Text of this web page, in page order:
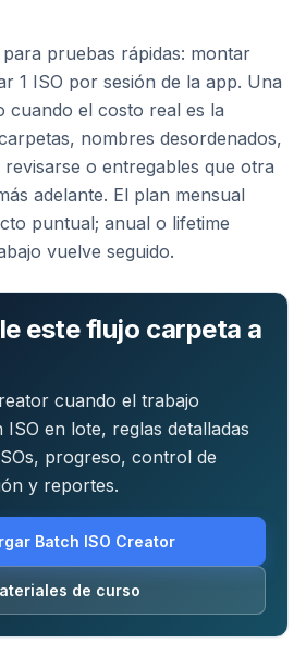
pruebas rápidas: montar
1 ISO por sesión de la app. Una
cuando el costo real es la
nombres desordenados,
revisarse o entregables que otra
adelante. El plan mensual
puntual; anual o lifetime
vuelve seguido.
este flujo carpeta a
cuando el trabajo
ISO en lote, reglas detalladas
progreso, control de
y reportes.
Batch ISO Creator
de curso